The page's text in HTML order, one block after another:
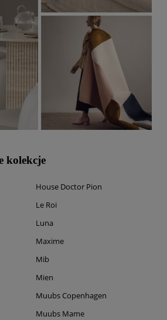
kolekcje
House Doctor Pion
Le Roi
Luna
Maxime
Mib
Mien
Muubs Copenhagen
Muubs Mame